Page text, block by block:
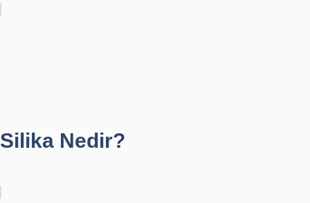
Silika Nedir?